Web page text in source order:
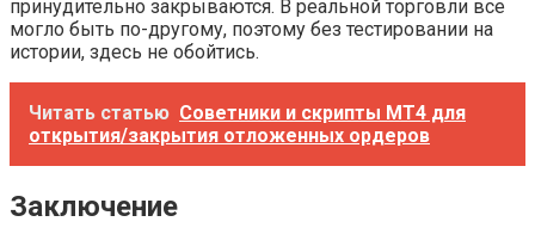
принудительно закрываются. В реальной торговли все
могло быть по-другому, поэтому без тестировании на
истории, здесь не обойтись.
Читать статью Советники и скрипты МТ4 для
открытия/закрытия отложенных ордеров
Заключение